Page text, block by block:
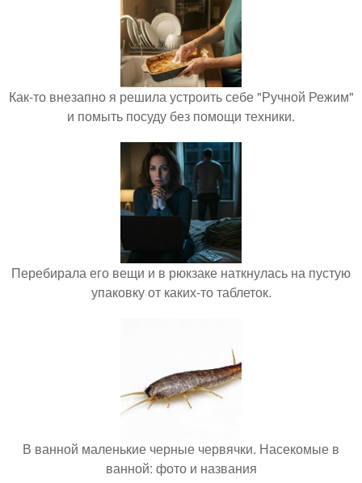
Как-то внезапно я решила устроить себе "Ручной Режим"
и помыть посуду без помощи техники.
Перебирала его вещи и в рюкзаке наткнулась на пустую
упаковку от каких-то таблеток.
В ванной маленькие черные червячки. Насекомые в
ванной: фото и названия